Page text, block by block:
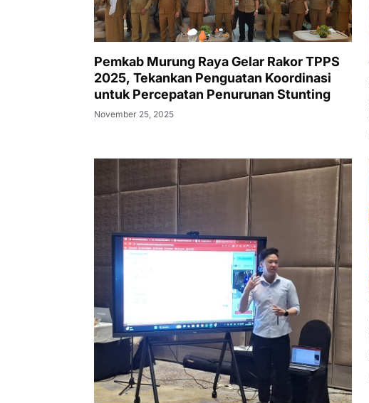
Pemkab Murung Raya Gelar Rakor TPPS
2025, Tekankan Penguatan Koordinasi
untuk Percepatan Penurunan Stunting
November 25, 2025